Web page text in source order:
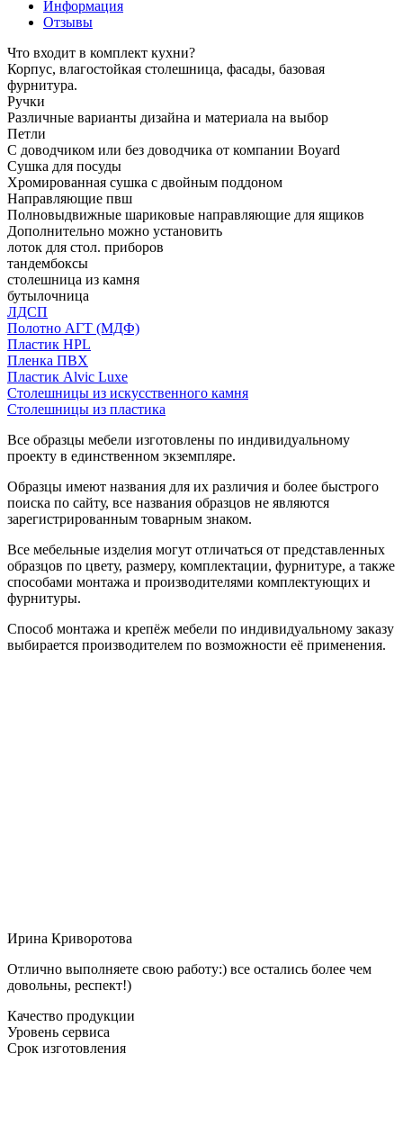
Информация
Отзывы
Что входит в комплект кухни?
Корпус, влагостойкая столешница, фасады, базовая
фурнитура.
Ручки
Различные варианты дизайна и материала на выбор
Петли
С доводчиком или без доводчика от компании Boyard
Сушка для посуды
Хромированная сушка с двойным поддоном
Направляющие пвш
Полновыдвижные шариковые направляющие для ящиков
Дополнительно можно установить
лоток для стол. приборов
тандембоксы
столешница из камня
бутылочница
ЛДСП
Полотно АГТ (МДФ)
Пластик HPL
Пленка ПВХ
Пластик Alvic Luxe
Столешницы из искусственного камня
Столешницы из пластика
Все образцы мебели изготовлены по индивидуальному
проекту в единственном экземпляре.
Образцы имеют названия для их различия и более быстрого
поиска по сайту, все названия образцов не являются
зарегистрированным товарным знаком.
Все мебельные изделия могут отличаться от представленных
образцов по цвету, размеру, комплектации, фурнитуре, а также
способами монтажа и производителями комплектующих и
фурнитуры.
Способ монтажа и крепёж мебели по индивидуальному заказу
выбирается производителем по возможности её применения.
Ирина Криворотова
Отлично выполняете свою работу:) все остались более чем
довольны, респект!)
Качество продукции
Уровень сервиса
Срок изготовления